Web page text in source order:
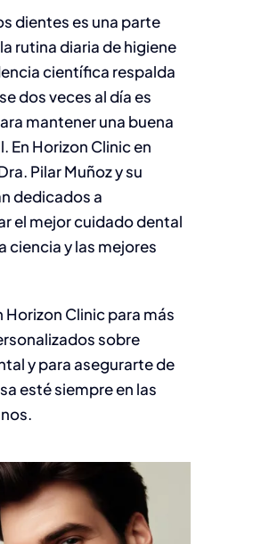
dientes es una parte
rutina diaria de higiene
científica respalda
dos veces al día es
mantener una buena
En Horizon Clinic en
Pilar Muñoz y su
dedicados a
el mejor cuidado dental
ciencia y las mejores
Horizon Clinic para más
sobre
y para asegurarte de
esté siempre en las